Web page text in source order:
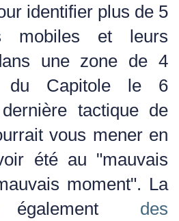
identifier plus de 5
mobiles et leurs
une zone de 4
du Capitole le 6
tactique de
vous mener en
été au "mauvais
moment". La
également des